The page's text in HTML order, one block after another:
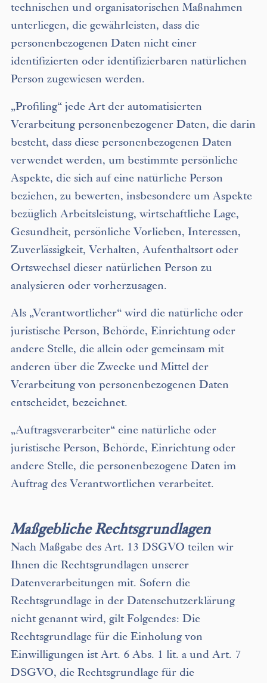
technischen und organisatorischen Maßnahmen
unterliegen, die gewährleisten, dass die
personenbezogenen Daten nicht einer
identifizierten oder identifizierbaren natürlichen
Person zugewiesen werden.
„Profiling“ jede Art der automatisierten
Verarbeitung personenbezogener Daten, die darin
besteht, dass diese personenbezogenen Daten
verwendet werden, um bestimmte persönliche
Aspekte, die sich auf eine natürliche Person
beziehen, zu bewerten, insbesondere um Aspekte
bezüglich Arbeitsleistung, wirtschaftliche Lage,
Gesundheit, persönliche Vorlieben, Interessen,
Zuverlässigkeit, Verhalten, Aufenthaltsort oder
Ortswechsel dieser natürlichen Person zu
analysieren oder vorherzusagen.
Als „Verantwortlicher“ wird die natürliche oder
juristische Person, Behörde, Einrichtung oder
andere Stelle, die allein oder gemeinsam mit
anderen über die Zwecke und Mittel der
Verarbeitung von personenbezogenen Daten
entscheidet, bezeichnet.
„Auftragsverarbeiter“ eine natürliche oder
juristische Person, Behörde, Einrichtung oder
andere Stelle, die personenbezogene Daten im
Auftrag des Verantwortlichen verarbeitet.
Maßgebliche Rechtsgrundlagen
Nach Maßgabe des Art. 13 DSGVO teilen wir
Ihnen die Rechtsgrundlagen unserer
Datenverarbeitungen mit. Sofern die
Rechtsgrundlage in der Datenschutzerklärung
nicht genannt wird, gilt Folgendes: Die
Rechtsgrundlage für die Einholung von
Einwilligungen ist Art. 6 Abs. 1 lit. a und Art. 7
DSGVO, die Rechtsgrundlage für die